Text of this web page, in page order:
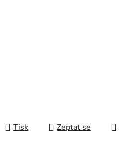
Tisk Zeptat se